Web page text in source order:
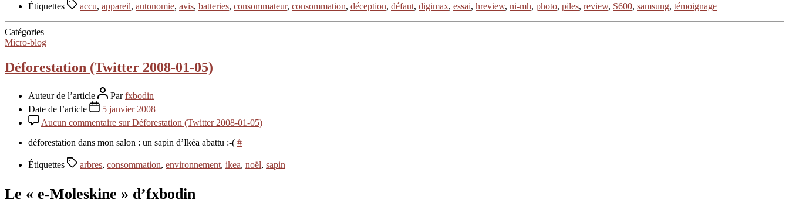
Étiquettes accu, appareil, autonomie, avis, batteries, consommateur, consommation, déception, défaut, digimax, essai, hreview, ni-mh, photo, piles, review, S600, samsung, témoignage
Catégories
Micro-blog
Déforestation (Twitter 2008-01-05)
Auteur de l’article Parfxbodin
Date de l’article
5 janvier 2008
Aucun commentaire sur Déforestation (Twitter 2008-01-05)
déforestation dans mon salon : un sapin d’Ikéa abattu :-( #
Étiquettes arbres, consommation, environnement, ikea, noël, sapin
Le « e-Moleskine » d’fxbodin